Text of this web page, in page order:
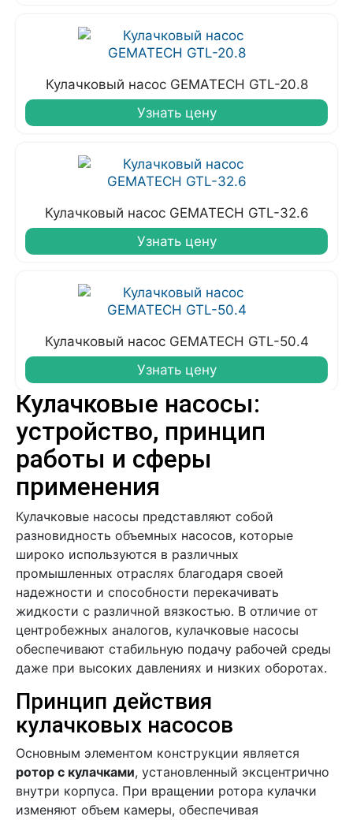
Кулачковый насос GEMATECH GTL-20.8
Узнать цену
Кулачковый насос GEMATECH GTL-32.6
Узнать цену
Кулачковый насос GEMATECH GTL-50.4
Узнать цену
Кулачковые насосы:
устройство, принцип
работы и сферы
применения
Кулачковые насосы представляют собой
разновидность объемных насосов, которые
широко используются в различных
промышленных отраслях благодаря своей
надежности и способности перекачивать
жидкости с различной вязкостью. В отличие от
центробежных аналогов, кулачковые насосы
обеспечивают стабильную подачу рабочей среды
даже при высоких давлениях и низких оборотах.
Принцип действия
кулачковых насосов
Основным элементом конструкции является
ротор с кулачками, установленный эксцентрично
внутри корпуса. При вращении ротора кулачки
изменяют объем камеры, обеспечивая